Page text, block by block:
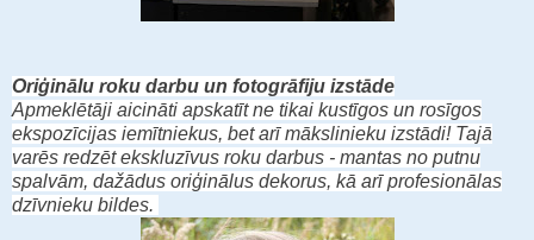
Oriģinālu roku darbu un fotogrāfiju izstāde
Apmeklētāji aicināti apskatīt ne tikai kustīgos un rosīgos
ekspozīcijas iemītniekus, bet arī mākslinieku izstādi! Tajā
varēs redzēt ekskluzīvus roku darbus - mantas no putnu
spalvām, dažādus oriģinālus dekorus, kā arī profesionālas
dzīvnieku bildes.